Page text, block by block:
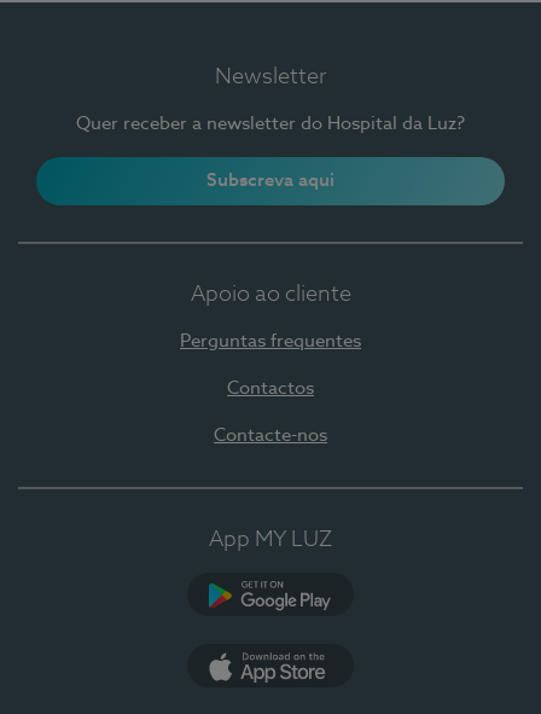
Newsletter
Quer receber a newsletter do Hospital da Luz?
Subscreva aqui
Apoio ao cliente
Perguntas frequentes
Contactos
Contacte-nos
App MY LUZ